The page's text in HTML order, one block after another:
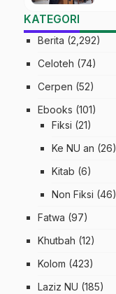
KATEGORI
Berita (2,292)
Celoteh (74)
Cerpen (52)
Ebooks (101)
Fiksi (21)
Ke NU an (26)
Kitab (6)
Non Fiksi (46)
Fatwa (97)
Khutbah (12)
Kolom (423)
Laziz NU (185)